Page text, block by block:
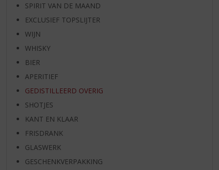
SPIRIT VAN DE MAAND
EXCLUSIEF TOPSLIJTER
WIJN
WHISKY
BIER
APERITIEF
GEDISTILLEERD OVERIG
SHOTJES
KANT EN KLAAR
FRISDRANK
GLASWERK
GESCHENKVERPAKKING